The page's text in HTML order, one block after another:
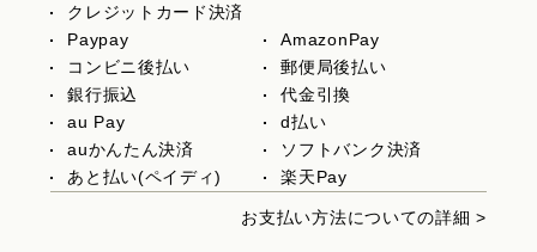
クレジットカード決済
Paypay
AmazonPay
コンビニ後払い
郵便局後払い
銀行振込
代金引換
au Pay
d払い
auかんたん決済
ソフトバンク決済
あと払い(ペイディ)
楽天Pay
お支払い方法についての詳細 >